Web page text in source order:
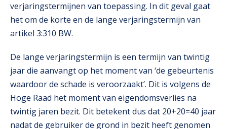
verjaringstermijnen van toepassing. In dit geval gaat
het om de korte en de lange verjaringstermijn van
artikel 3:310 BW.
De lange verjaringstermijn is een termijn van twintig
jaar die aanvangt op het moment van ‘de gebeurtenis
waardoor de schade is veroorzaakt’. Dit is volgens de
Hoge Raad het moment van eigendomsverlies na
twintig jaren bezit. Dit betekent dus dat 20+20=40 jaar
nadat de gebruiker de grond in bezit heeft genomen